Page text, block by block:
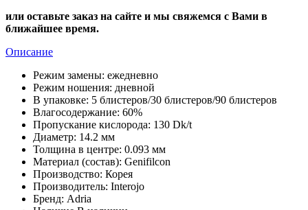
или оставьте заказ на сайте и мы свяжемся с Вами в
ближайшее время.
Описание
Режим замены: ежедневно
Режим ношения: дневной
В упаковке: 5 блистеров/30 блистеров/90 блистеров
Влагосодержание: 60%
Пропускание кислорода: 130 Dk/t
Диаметр: 14.2 мм
Толщина в центре: 0.093 мм
Материал (состав): Genifilcon
Производство: Корея
Производитель: Interojo
Бренд: Adria